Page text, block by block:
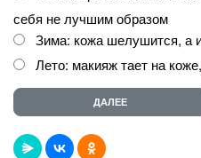
себя не лучшим образом
Зима: кожа шелушится, а
Лето: макияж тает на